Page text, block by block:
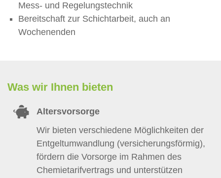
Mess- und Regelungstechnik
Bereitschaft zur Schichtarbeit, auch an
Wochenenden
Was wir Ihnen bieten
Altersvorsorge
Wir bieten verschiedene Möglichkeiten der
Entgeltumwandlung (versicherungsförmig),
fördern die Vorsorge im Rahmen des
Chemietarifvertrags und unterstützen